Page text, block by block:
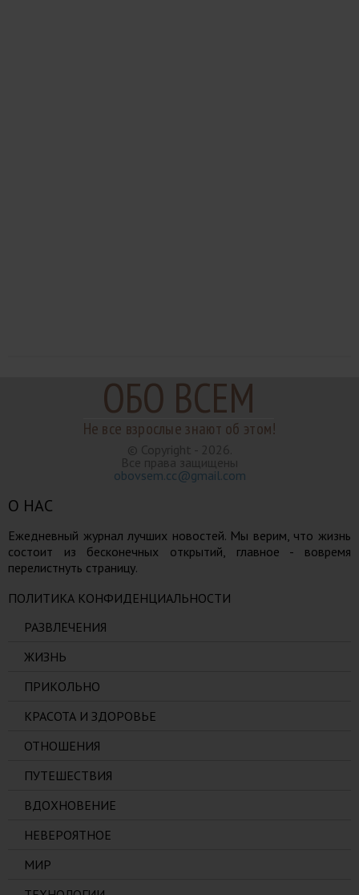
ОБО ВСЕМ
Не все взрослые знают об этом!
© Copyright - 2026.
Все права защищены
obovsem.cc@gmail.com
О НАС
Ежедневный журнал лучших новостей. Мы верим, что жизнь
состоит из бесконечных открытий, главное - вовремя
перелистнуть страницу.
ПОЛИТИКА КОНФИДЕНЦИАЛЬНОСТИ
РАЗВЛЕЧЕНИЯ
ЖИЗНЬ
ПРИКОЛЬНО
КРАСОТА И ЗДОРОВЬЕ
ОТНОШЕНИЯ
ПУТЕШЕСТВИЯ
ВДОХНОВЕНИЕ
НЕВЕРОЯТНОЕ
МИР